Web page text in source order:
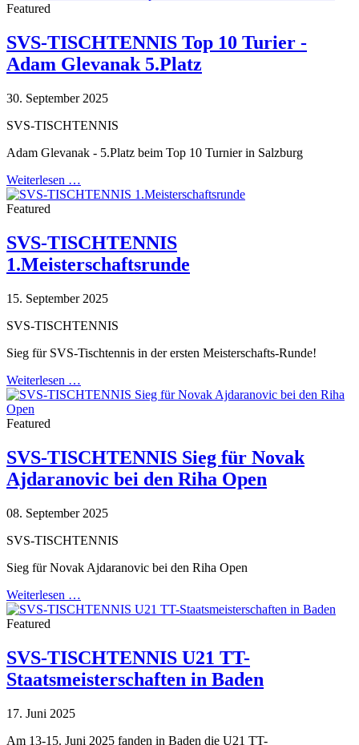
Featured
SVS-TISCHTENNIS Top 10 Turier -
Adam Glevanak 5.Platz
30. September 2025
SVS-TISCHTENNIS
Adam Glevanak - 5.Platz beim Top 10 Turnier in Salzburg
Weiterlesen …
Featured
SVS-TISCHTENNIS
1.Meisterschaftsrunde
15. September 2025
SVS-TISCHTENNIS
Sieg für SVS-Tischtennis in der ersten Meisterschafts-Runde!
Weiterlesen …
Featured
SVS-TISCHTENNIS Sieg für Novak
Ajdaranovic bei den Riha Open
08. September 2025
SVS-TISCHTENNIS
Sieg für Novak Ajdaranovic bei den Riha Open
Weiterlesen …
Featured
SVS-TISCHTENNIS U21 TT-
Staatsmeisterschaften in Baden
17. Juni 2025
Am 13-15. Juni 2025 fanden in Baden die U21 TT-